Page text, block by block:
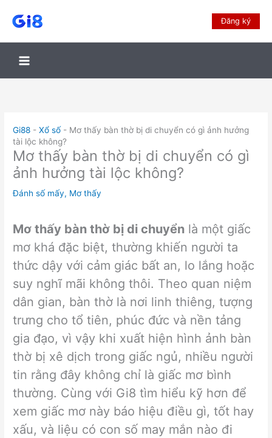
Đăng ký
Gi88 -Xổ số - Mơ thấy bàn thờ bị di chuyển có gì ảnh hưởng
tài lộc không?
Mơ thấy bàn thờ bị di chuyển có gì
ảnh hưởng tài lộc không?
Đánh số mấy, Mơ thấy
Mơ thấy bàn thờ bị di chuyển là một giấc
mơ khá đặc biệt, thường khiến người ta
thức dậy với cảm giác bất an, lo lắng hoặc
suy nghĩ mãi không thôi. Theo quan niệm
dân gian, bàn thờ là nơi linh thiêng, tượng
trưng cho tổ tiên, phúc đức và nền tảng
gia đạo, vì vậy khi xuất hiện hình ảnh bàn
thờ bị xê dịch trong giấc ngủ, nhiều người
tin rằng đây không chỉ là giấc mơ bình
thường. Cùng với Gi8 tìm hiểu kỹ hơn để
xem giấc mơ này báo hiệu điều gì, tốt hay
xấu, và liệu có con số may mắn nào đi